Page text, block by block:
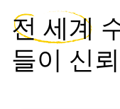
전 세계
들이 신